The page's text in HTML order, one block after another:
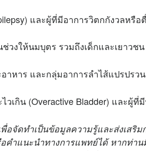
และผู้ที่มีอาการวิตกกังวลหรือ
วงให้นมบุตร รวมถึงเด็กและเยาวชน
าหาร และกลุ่มอาการลำไส้แปรปรว
วเกิน (Overactive Bladder) และผู้
จัดทำเป็นข้อมูลความรู้และส่งเสริม
ำแนะนำทางการแพทย์ได้ หากท่าน